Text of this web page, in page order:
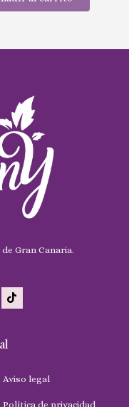
Gran Canaria.
Aviso legal
Política de privacidad